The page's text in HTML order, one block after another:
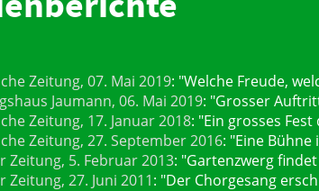
Zeitung, 07. Mai 2019: "Welche Freude,
Jaumann, 06. Mai 2019: "Grosser
Zeitung, 17. Januar 2018: "Ein grosses
Zeitung, 27. September 2016: "Eine
Zeitung, 5. Februar 2013: "Gartenzwerg
Zeitung, 27. Juni 2011: "Der Chorgesang